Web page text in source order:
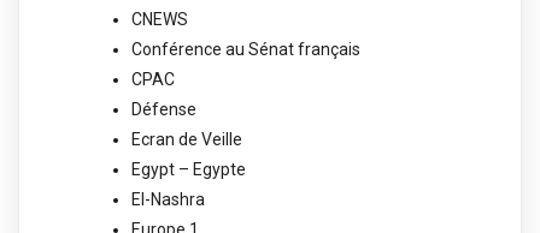
CNEWS
Conférence au Sénat français
CPAC
Défense
Ecran de Veille
Egypt – Egypte
El-Nashra